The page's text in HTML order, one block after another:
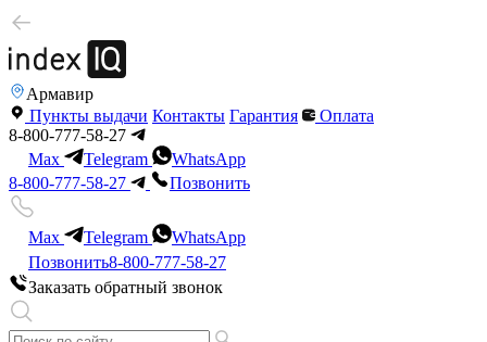
Армавир
Пункты выдачи Контакты Гарантия
Оплата
8-800-777-58-27
Max
Telegram
WhatsApp
8-800-777-58-27
Позвонить
Max Telegram
WhatsApp
Позвонить8-800-777-58-27
Заказать обратный звонок